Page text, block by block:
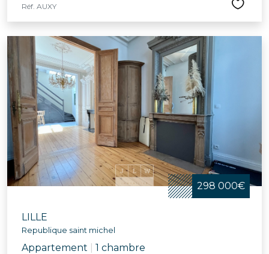
Réf. AUXY
298 000€
LILLE
Republique saint michel
Appartement 1 chambre